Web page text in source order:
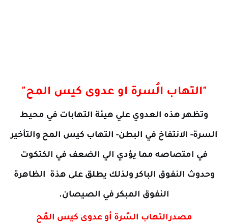
"التهاب الُسرة او عدوى كيس المح"
وتظهر هذه العدوي علي هيئة التهابات في محيط
السرة- الانتفاخ في البطن- التهاب كيس المح والتأخير
في امتصاصه مما يؤدي الي الضعف في الكتكوت
وحدوث النفوق الباكر ولذلك يطلق على هذة الظاهرة
النفوق المبكر في الصيصان.
مصدرالتهاب السُرة أو عدوى كيس المُح